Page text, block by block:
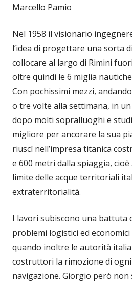
Marcello Pamio
Nel 1958 il visionario
l’idea di progettare una sorta
collocare al largo di Rimini
oltre quindi le 6 miglia nautiche
Con pochissimi mezzi,
o tre volte alla settimana, in
dopo molti sopralluoghi e
migliore per ancorare la sua
riuscì nell’impresa titanica
e 600 metri dalla spiaggia,
limite delle acque territoriali
extraterritorialità.
I lavori subiscono una battuta
problemi logistici ed
quando inoltre le autorità
costruttori la rimozione di
navigazione. Giorgio però non